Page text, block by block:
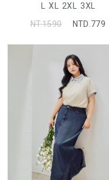
尺碼洋裝
L XL 2XL 3XL
NT.1590
NTD.779